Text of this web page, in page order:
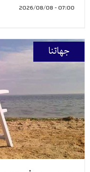
07:00 - 2026/08/08
جهاتنا